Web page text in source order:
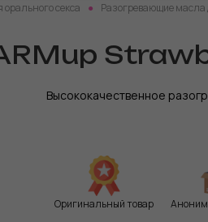
секса Разогревающие масла
Высококачественное
Оригинальный товар